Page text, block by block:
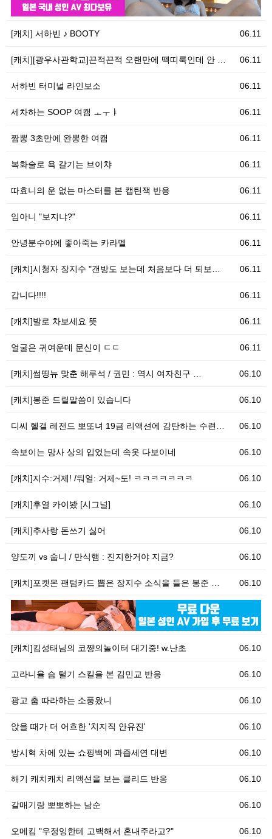
06.11
[캐치] 서하빈 ♪ BOOTY
06.11
[캐치][광우사관학교]끈적끈적 오랜만에 떽띠룩인데 안 …
06.11
서하빈 터미널 라인보소
06.11
세차하는 SOOP 여캠 ㅗㅜㅑ
06.11
짬뽕 3초만에 완뽕한 여캠
06.11
복화술로 욕 갈기는 브이챠
06.11
따효니의 운 없는 마스터를 본 캡틴잭 반응
06.11
임아니 "보지냐?"
06.11
안녕분수야에 좋아죽는 카라멜
06.11
[캐치]시청자 장지수 "갠방도 보는데 처음보다 더 퇴보…
06.11
갑니다!!!!
06.11
[캐치]발로 차보세요 뜻
06.11
얼굴은 귀여운데 문신이 ㄷㄷ
06.10
[캐치]썸띵뉴 맞춘 해루석 / 권민 : 역시 여자친구 …
06.10
[캐치]봉준 드릴말씀이 있습니다
06.10
디씨 헬갤 레전드 뽀또녀 19금 리액션에 감탄하는 수련…
06.10
속보이는 망사 상의 입었는데 속옷 다보이네
06.10
[캐치]지수:거제! /둬얼: 거제~도! ㅋㅋㅋㅋㅋㅋㅋ
06.10
[캐치]후열 카이봤 [시그널]
06.10
[캐치]추사랑 돈쓰기 싫어
06.10
양도끼 vs 숩니 / 만식햄 : 진지한거야 지금?
06.10
[캐치]포켓몬 팬텀카드 뽑은 장지수 소식을 들은 봉준 …
06.10
[캐치]킴성태님의 코쨩의놀이터 대기중! w.난초
06.10
고라니율 슴 털기 스킬을 본 김민교 반응
06.10
광고 춤 따라하는 소풍왔니
06.10
앉을 때가 더 어흐한 '치지직 안유진'
06.10
방시혁 차에 있는 쇼핑백에 과즙세연 대변
06.10
해기 캐치캐치 리액션을 보는 클리드 반응
06.10
갈매기랑 뽀뽀하는 남순
06.10
오메킴 "우정잉한테 고백해서 혼내주라고?"